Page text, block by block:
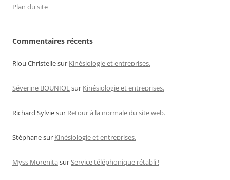
Plan du site
Commentaires récents
Riou Christellesur Kinésiologie et entreprises.
Séverine BOUNIOLsur Kinésiologie et entreprises.
Richard Sylviesur Retour à la normale du site web.
Stéphanesur Kinésiologie et entreprises.
Myss Morenita surService téléphonique rétabli !